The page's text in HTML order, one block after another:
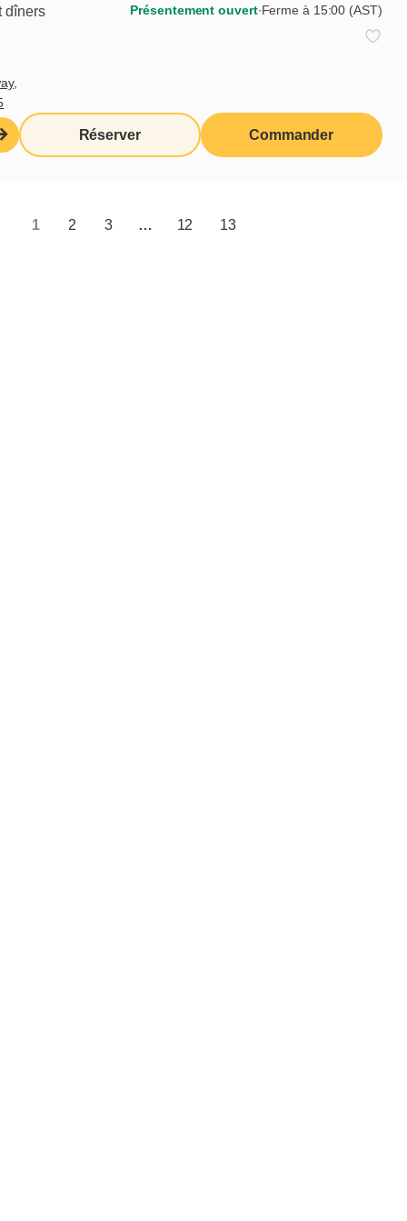
dîners Présentement ouvert∙Ferme à 15:00 (AST)
Réserver Commander
1 2 3 … 12 13
besogné, roulé ma bosse et,
fillette que j’ai moi-même
: celui qui reçoit maintenant
Dans tout ce que
précieux que le ciel ait fait
Vous connaissez
roman intitulé
place ». Hihihi!
mauvaise MÉMOIRE ». Comme
liens pertinents entre des
des difficultés que j’ai
qui penche et qui risque de
osé me dépasser et aller au-
matinale que tout le
depuis ma tendre enfance.
pour ne jamais risquer
un Jésus éclatant de